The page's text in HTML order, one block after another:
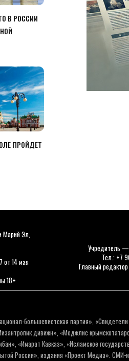
В РОССИИ
ПРОЙДЕТ
Марий Эл,
от 14 мая
18+
Учредитель
Тел.: +7
Главный
большевистская партия»,
дивижн», «Меджлис
«Имарат Кавказ», «Исламское
России», издания «Проект Медиа».